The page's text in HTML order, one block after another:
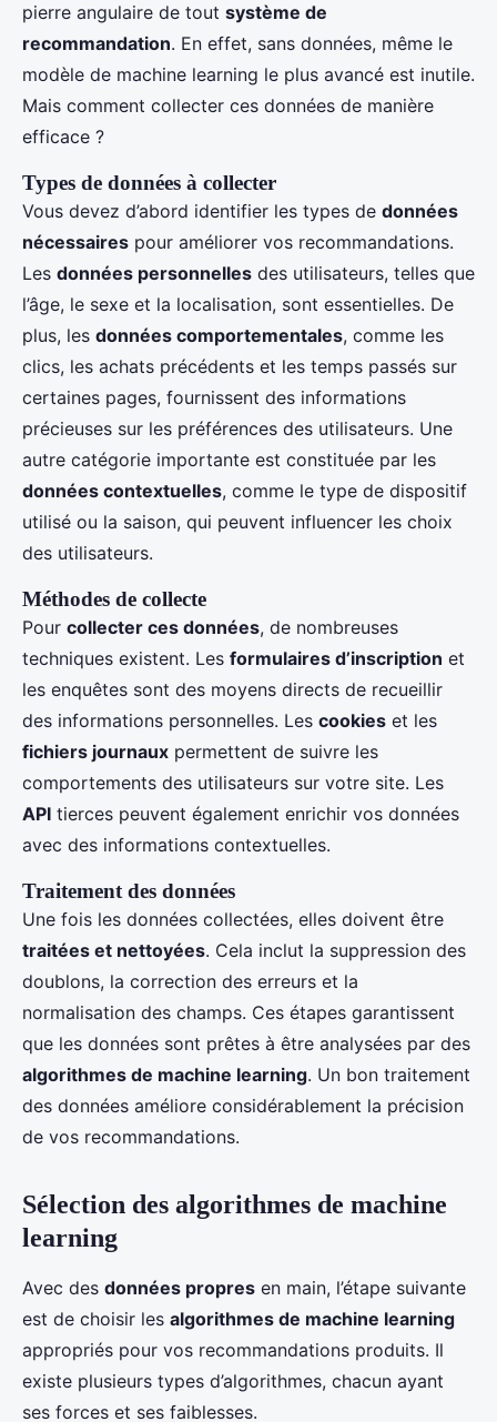
pierre angulaire de tout système de
recommandation. En effet, sans données, même le
modèle de machine learning le plus avancé est inutile.
Mais comment collecter ces données de manière
efficace ?
Types de données à collecter
Vous devez d’abord identifier les types de données
nécessaires pour améliorer vos recommandations.
Les données personnelles des utilisateurs, telles que
l’âge, le sexe et la localisation, sont essentielles. De
plus, les données comportementales, comme les
clics, les achats précédents et les temps passés sur
certaines pages, fournissent des informations
précieuses sur les préférences des utilisateurs. Une
autre catégorie importante est constituée par les
données contextuelles, comme le type de dispositif
utilisé ou la saison, qui peuvent influencer les choix
des utilisateurs.
Méthodes de collecte
Pour collecter ces données, de nombreuses
techniques existent. Les formulaires d’inscription et
les enquêtes sont des moyens directs de recueillir
des informations personnelles. Les cookies et les
fichiers journaux permettent de suivre les
comportements des utilisateurs sur votre site. Les
API tierces peuvent également enrichir vos données
avec des informations contextuelles.
Traitement des données
Une fois les données collectées, elles doivent être
traitées et nettoyées. Cela inclut la suppression des
doublons, la correction des erreurs et la
normalisation des champs. Ces étapes garantissent
que les données sont prêtes à être analysées par des
algorithmes de machine learning. Un bon traitement
des données améliore considérablement la précision
de vos recommandations.
Sélection des algorithmes de machine
learning
Avec des données propres en main, l’étape suivante
est de choisir les algorithmes de machine learning
appropriés pour vos recommandations produits. Il
existe plusieurs types d’algorithmes, chacun ayant
ses forces et ses faiblesses.